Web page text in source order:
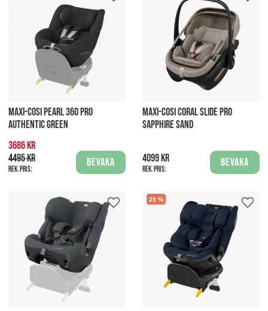
MAXI-COSI PEARL 360 PRO
AUTHENTIC GREEN
3686 kr
4495 kr
Rek. pris:
Bevaka
MAXI-COSI CORAL SLIDE PRO
SAPPHIRE SAND
4099 kr
Rek. pris:
Bevaka
25